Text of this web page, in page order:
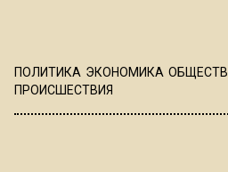
ПОЛИТИКА ЭКОНОМИКА
ПРОИСШЕСТВИЯ